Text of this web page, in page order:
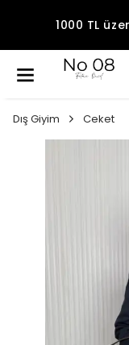
1000 TL
Dış Giyim Ceket